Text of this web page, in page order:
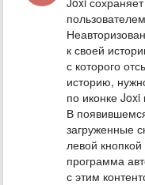
к своей
с которого
историю,
по иконке Joxi
В
загруженные
левой
программа
с этим